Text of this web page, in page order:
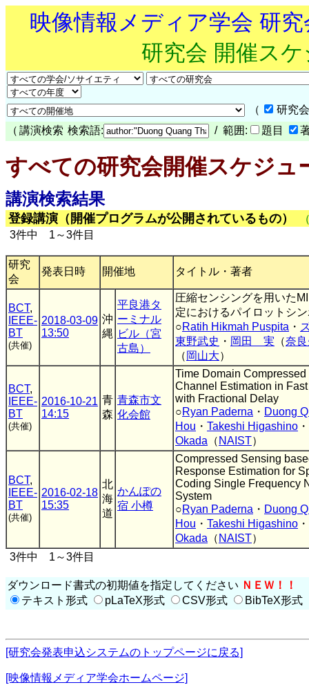
映像情報メディア学会 研
研究会 開催ス
（
研究
（ 講演検索 検索語: / 範囲: 題目
すべての研究会開催スケジュ
講演検索結果
登録講演（開催プログラムが公開されているもの）
3件中 1～3件目
研究
会
発表日時 開催地 タイトル・著者
BCT,
IEEE-
BT
(共催)
2018-03-09
13:50
沖
縄
平良港タ
ーミナル
ビル（宮
古島）
圧縮センシングを用いた
定におけるパイロットシ
○Ratih Hikmah Puspita ・
東野武史 ・ 岡田 実 （奈
（ 岡山大）
BCT,
IEEE-
BT
(共催)
2016-10-21
14:15
青
森
青森市文
化会館
Time Domain
Channel Estimation in
with Fractional Delay
○Ryan Paderna ・ Duong
Hou ・ Takeshi Higashino ・
Okada （ NAIST）
BCT,
IEEE-
BT
(共催)
2016-02-18
15:35
北
海
道
かんぽの
宿 小樽
Compressed Sensing
Response Estimation for
Coding Single Frequency
System
○Ryan Paderna ・ Duong
Hou ・ Takeshi Higashino ・
Okada （ NAIST）
3件中 1～3件目
ダウンロード書式の初期値を指定してください ＮＥＷ！！
テキスト形式
pLaTeX形式 CSV形式 BibTeX形式
[研究会発表申込システムのトップページに戻る]
[映像情報メディア学会ホームページ]